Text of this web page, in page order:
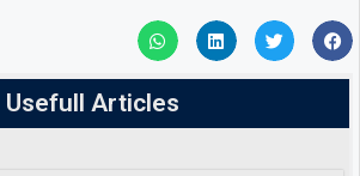
Usefull Articles